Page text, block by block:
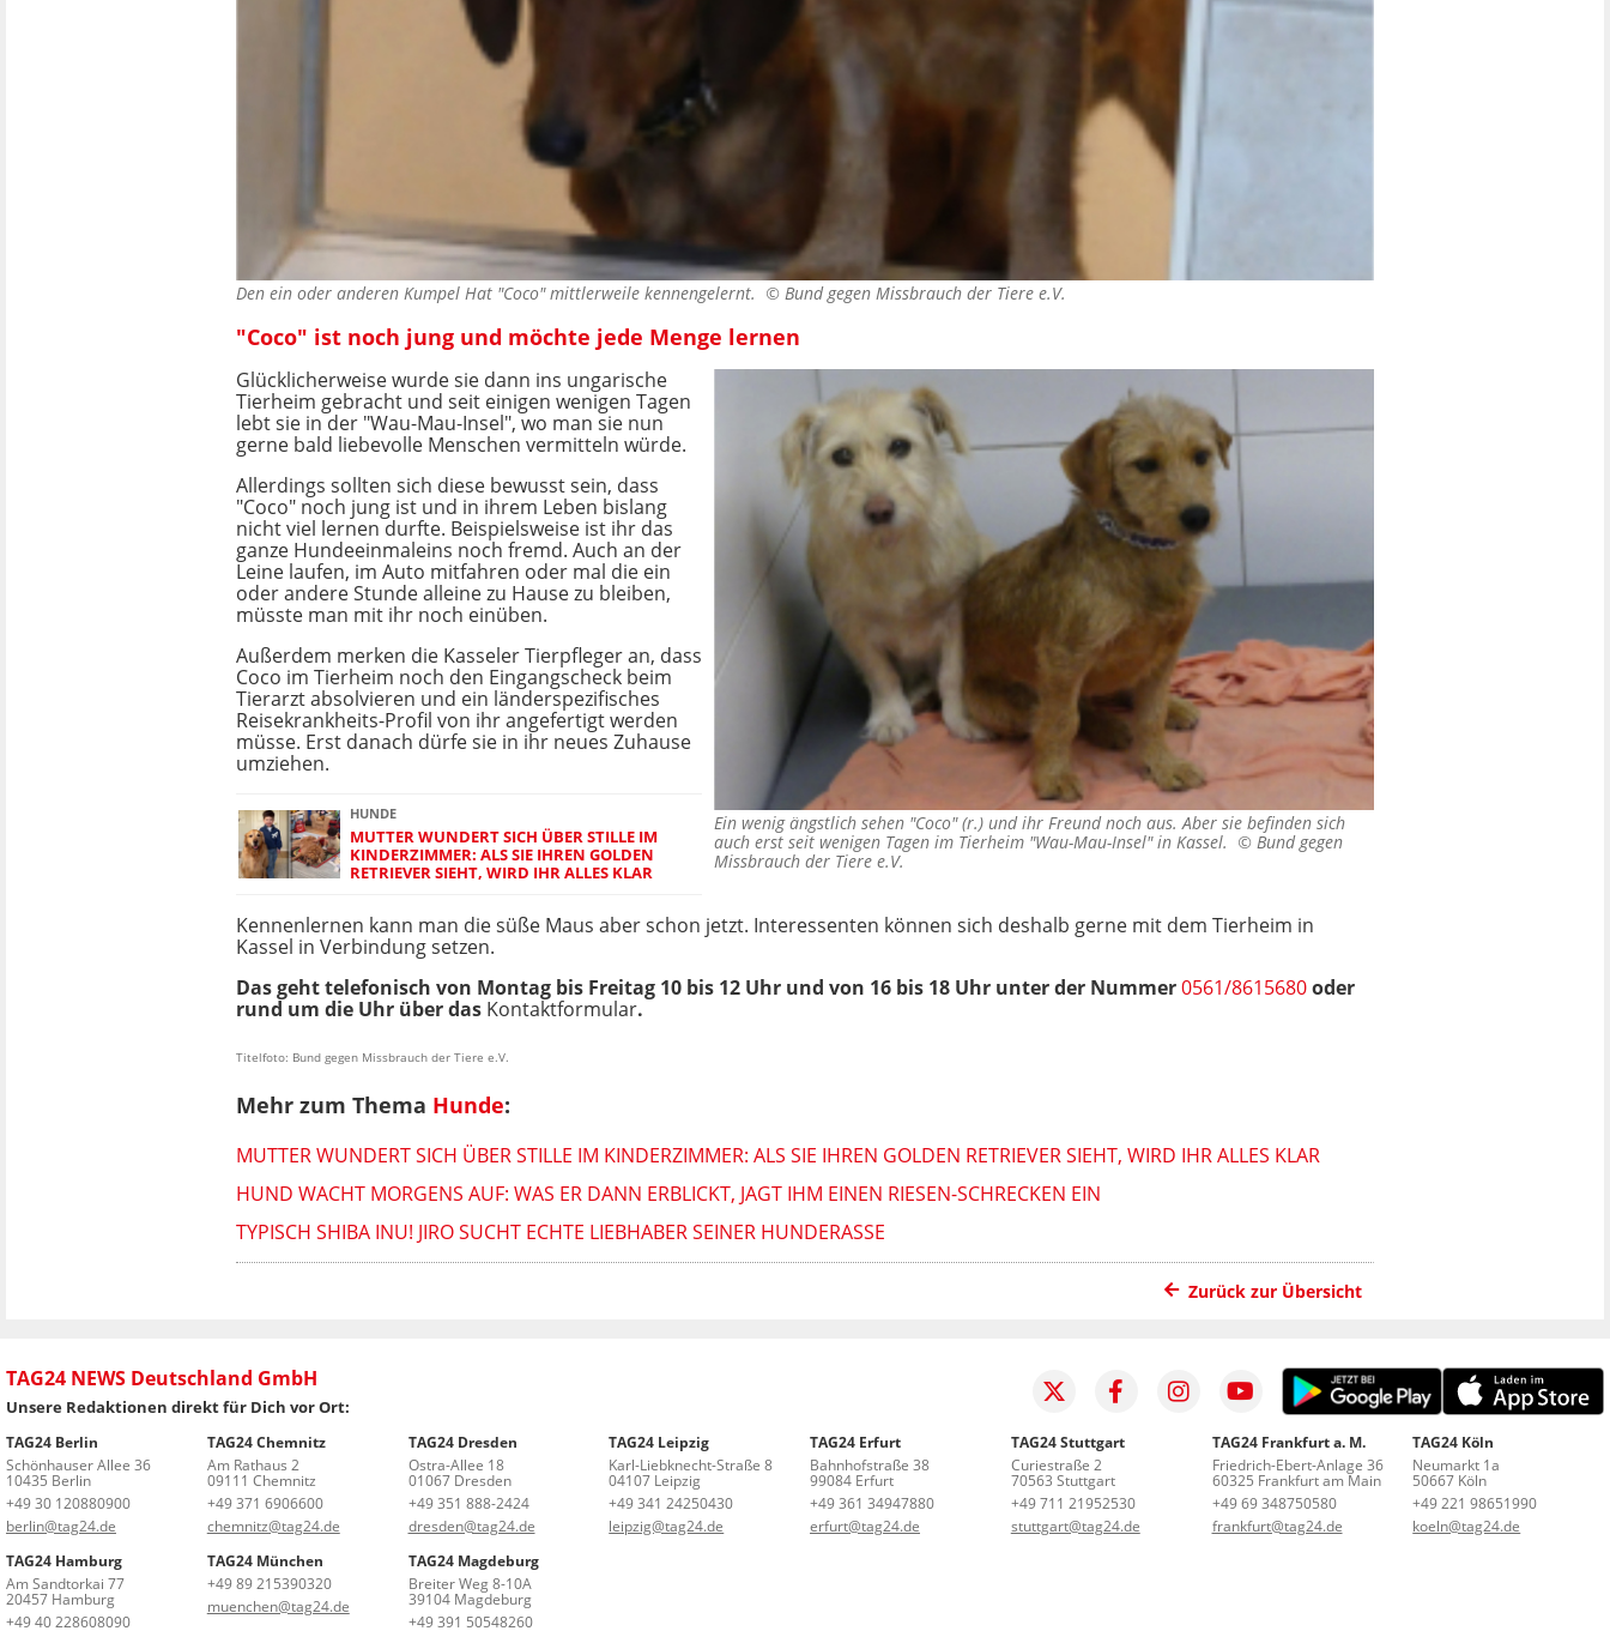
Den ein oder anderen Kumpel Hat "Coco" mittlerweile kennengelernt. © Bund gegen Missbrauch der Tiere e.V.
"Coco" ist noch jung und möchte jede Menge lernen
Ein wenig ängstlich sehen "Coco" (r.) und ihr Freund noch aus. Aber sie befinden sich
auch erst seit wenigen Tagen im Tierheim "Wau-Mau-Insel" in Kassel. © Bund gegen
Missbrauch der Tiere e.V.
Glücklicherweise wurde sie dann ins ungarische
Tierheim gebracht und seit einigen wenigen Tagen
lebt sie in der "Wau-Mau-Insel", wo man sie nun
gerne bald liebevolle Menschen vermitteln würde.
Allerdings sollten sich diese bewusst sein, dass
"Coco" noch jung ist und in ihrem Leben bislang
nicht viel lernen durfte. Beispielsweise ist ihr das
ganze Hundeeinmaleins noch fremd. Auch an der
Leine laufen, im Auto mitfahren oder mal die ein
oder andere Stunde alleine zu Hause zu bleiben,
müsste man mit ihr noch einüben.
Außerdem merken die Kasseler Tierpfleger an, dass
Coco im Tierheim noch den Eingangscheck beim
Tierarzt absolvieren und ein länderspezifisches
Reisekrankheits-Profil von ihr angefertigt werden
müsse. Erst danach dürfe sie in ihr neues Zuhause
umziehen.
HUNDE
MUTTER WUNDERT SICH ÜBER STILLE IM
KINDERZIMMER: ALS SIE IHREN GOLDEN
RETRIEVER SIEHT, WIRD IHR ALLES KLAR
Kennenlernen kann man die süße Maus aber schon jetzt. Interessenten können sich deshalb gerne mit dem Tierheim in
Kassel in Verbindung setzen.
Das geht telefonisch von Montag bis Freitag 10 bis 12 Uhr und von 16 bis 18 Uhr unter der Nummer0561/8615680oder
rund um die Uhr über das Kontaktformular.
Titelfoto: Bund gegen Missbrauch der Tiere e.V.
Mehr zum Thema Hunde:
MUTTER WUNDERT SICH ÜBER STILLE IM KINDERZIMMER: ALS SIE IHREN GOLDEN RETRIEVER SIEHT, WIRD IHR ALLES KLAR
HUND WACHT MORGENS AUF: WAS ER DANN ERBLICKT, JAGT IHM EINEN RIESEN-SCHRECKEN EIN
TYPISCH SHIBA INU! JIRO SUCHT ECHTE LIEBHABER SEINER HUNDERASSE
Zurück zur Übersicht
TAG24 NEWS Deutschland GmbH
Unsere Redaktionen direkt für Dich vor Ort:
TAG24 Berlin
Schönhauser Allee 36
10435 Berlin
+49 30 120880900
berlin@tag24.de
TAG24 Chemnitz
Am Rathaus 2
09111 Chemnitz
+49 371 6906600
chemnitz@tag24.de
TAG24 Dresden
Ostra-Allee 18
01067 Dresden
+49 351 888-2424
dresden@tag24.de
TAG24 Leipzig
Karl-Liebknecht-Straße 8
04107 Leipzig
+49 341 24250430
leipzig@tag24.de
TAG24 Erfurt
Bahnhofstraße 38
99084 Erfurt
+49 361 34947880
erfurt@tag24.de
TAG24 Stuttgart
Curiestraße 2
70563 Stuttgart
+49 711 21952530
stuttgart@tag24.de
TAG24 Frankfurt a. M.
Friedrich-Ebert-Anlage 36
60325 Frankfurt am Main
+49 69 348750580
frankfurt@tag24.de
TAG24 Köln
Neumarkt 1a
50667 Köln
+49 221 98651990
koeln@tag24.de
TAG24 Hamburg
Am Sandtorkai 77
20457 Hamburg
+49 40 228608090
TAG24 München
+49 89 215390320
muenchen@tag24.de
TAG24 Magdeburg
Breiter Weg 8-10A
39104 Magdeburg
+49 391 50548260